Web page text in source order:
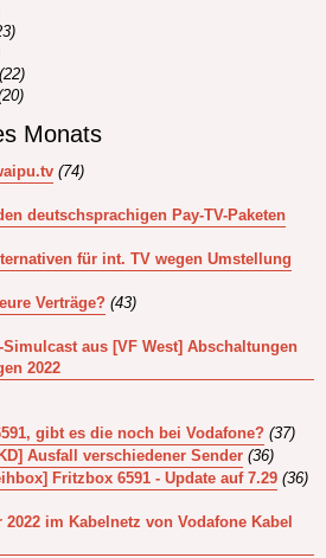
(22)
Monats
(74)
deutschsprachigen Pay-TV-Paketen
für int. TV wegen Umstellung
Verträge? (43)
aus [VF West] Abschaltungen
2022
gibt es die noch bei Vodafone? (37)
Ausfall verschiedener Sender (36)
Fritzbox 6591 - Update auf 7.29 (36)
2022 im Kabelnetz von Vodafone Kabel